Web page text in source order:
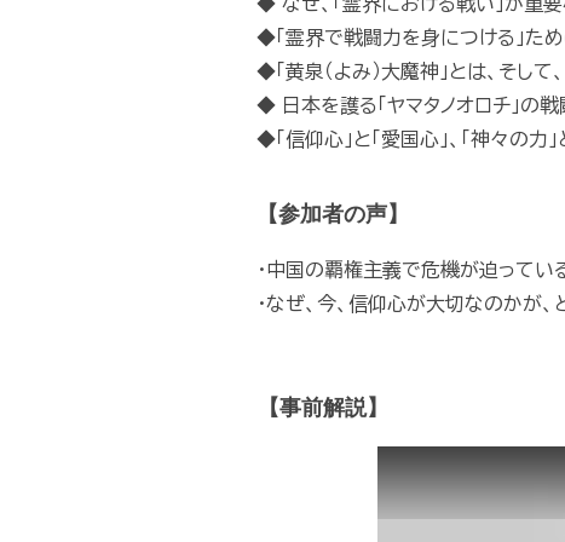
◆「霊界で戦闘力を身につける」ため
◆「黄泉（よみ）大魔神」とは、そして
◆ 日本を護る「ヤマタノオロチ」の
◆「信仰心」と「愛国心」、「神々の力
【参加者の声】
・中国の覇権主義で危機が迫ってい
・なぜ、今、信仰心が大切なのかが
【事前解説】